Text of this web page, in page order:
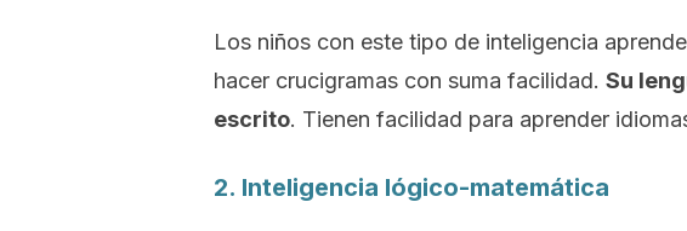
Los niños con este tipo de inteligencia
hacer crucigramas con suma facilidad. Su
escrito. Tienen facilidad para aprender
2. Inteligencia lógico-matemática